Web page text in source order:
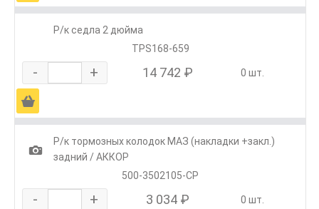
Р/к седла 2 дюйма
TPS168-659
- + 14 742 ₽ 0 шт.
Ä
1
Р/к тормозных колодок МАЗ (накладки +закл.)
задний / АККОР
500-3502105-СР
- + 3 034 ₽ 0 шт.